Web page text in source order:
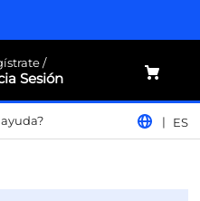
Sesión
ES